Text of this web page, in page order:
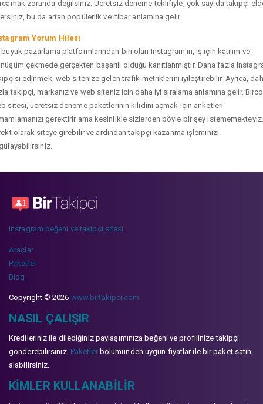
zorunda değilsiniz. Ücretsiz deneme teklifiyle, çok sayıda takipçi
bu da artan popülerlik ve itibar anlamına gelir.
Yorum Hilesi
büyük pazarlama platformlarından biri olan Instagram'ın, iş için katılım ve
çekmede gerçekten başarılı olduğu kanıtlanmıştır. Daha fazla
edinmek, web sitenize gelen trafik metriklerini iyileştirebilir. Ayrıca,
takipçi, markanız ve web siteniz için daha iyi sıralama anlamına gelir.
sitesi, ücretsiz deneme paketlerinin kilidini açmak için anketleri
gerektirir ama kesinlikle sizlerden böyle bir şey istememekteyiz.
olarak siteye girebilir ve ardından takipçi kazanma işleminizi
instagram beğeni ve takipçi sitesi
Araçlar
Paketler
Blog
Copyright © 2026 www.birtakipci.com
NASIL ÇALIŞIR
Kredileriniz ile dilediğiniz paylaşımınıza beğeni ve profilinize takipçi
gönderebilirsiniz. Paketlerbölümünden uygun fiyatlar ile bir paket satın
alabilirsiniz.
KIMLER KULLANABILIR